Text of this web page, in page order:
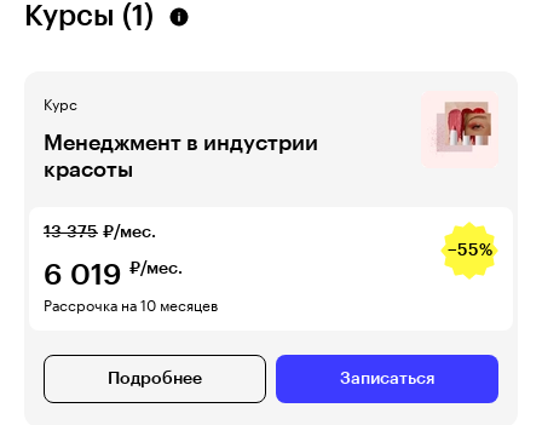
Курсы (1)
Курс
Менеджмент в индустрии
красоты
13 375 ₽/мес.
−55%
6 019 ₽/мес.
Рассрочка на 10 месяцев
Подробнее Записаться